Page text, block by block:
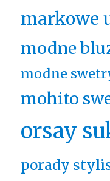
markowe
modne
modne
mohito
orsay
porady